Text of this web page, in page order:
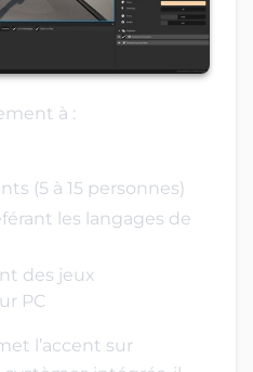
à :
(5 à 15 personnes)
les langages de
des jeux
PC
l’accent sur